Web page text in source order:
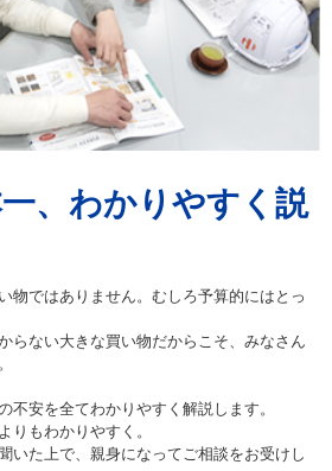
一、わかりやすく説
物ではありません。むしろ予算的にはとっ
らない大きな買い物だからこそ、みなさん
不安を全てわかりやすく解説します。
りもわかりやすく。
いた上で、親身になってご相談をお受けし